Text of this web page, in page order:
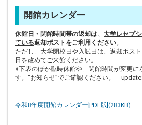
開館カレンダー
休館日・閉館時間帯の返却は、 大学レセプ
ている返却ポストをご利用ください。
ただし、大学閉校日や入試日は、返却ポスト
日を改めてご来館ください。
※下表のほか臨時休館や、閉館時間が変更に
す。”お知らせ”でご確認ください。
令和8年度開館カレンダー[PDF版](283KB)